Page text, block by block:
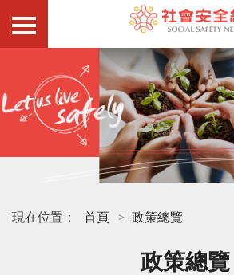
現在位置： 首頁 政策總覽
政策總覽